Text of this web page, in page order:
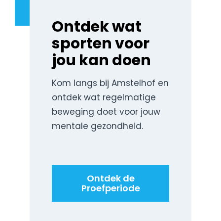
Ontdek wat
sporten voor
jou kan doen
Kom langs bij Amstelhof en
ontdek wat regelmatige
beweging doet voor jouw
mentale gezondheid.
Ontdek de
Proefperiode